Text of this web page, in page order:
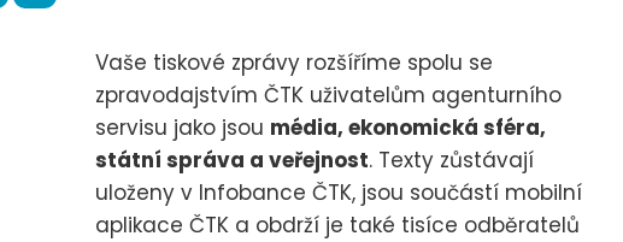
Vaše tiskové zprávy rozšíříme spolu se
zpravodajstvím ČTK uživatelům agenturního
servisu jako jsou média, ekonomická sféra,
státní správa a veřejnost. Texty zůstávají
uloženy v Infobance ČTK, jsou součástí mobilní
aplikace ČTK a obdrží je také tisíce odběratelů